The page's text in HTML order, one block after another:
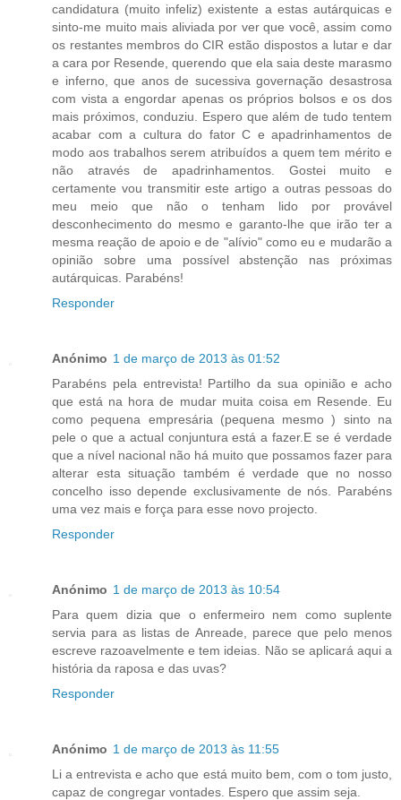
candidatura (muito infeliz) existente a estas autárquicas e
sinto-me muito mais aliviada por ver que você, assim como
os restantes membros do CIR estão dispostos a lutar e dar
a cara por Resende, querendo que ela saia deste marasmo
e inferno, que anos de sucessiva governação desastrosa
com vista a engordar apenas os próprios bolsos e os dos
mais próximos, conduziu. Espero que além de tudo tentem
acabar com a cultura do fator C e apadrinhamentos de
modo aos trabalhos serem atribuídos a quem tem mérito e
não através de apadrinhamentos. Gostei muito e
certamente vou transmitir este artigo a outras pessoas do
meu meio que não o tenham lido por provável
desconhecimento do mesmo e garanto-lhe que irão ter a
mesma reação de apoio e de "alívio" como eu e mudarão a
opinião sobre uma possível abstenção nas próximas
autárquicas. Parabéns!
Responder
Anónimo 1 de março de 2013 às 01:52
Parabéns pela entrevista! Partilho da sua opinião e acho
que está na hora de mudar muita coisa em Resende. Eu
como pequena empresária (pequena mesmo ) sinto na
pele o que a actual conjuntura está a fazer.E se é verdade
que a nível nacional não há muito que possamos fazer para
alterar esta situação também é verdade que no nosso
concelho isso depende exclusivamente de nós. Parabéns
uma vez mais e força para esse novo projecto.
Responder
Anónimo 1 de março de 2013 às 10:54
Para quem dizia que o enfermeiro nem como suplente
servia para as listas de Anreade, parece que pelo menos
escreve razoavelmente e tem ideias. Não se aplicará aqui a
história da raposa e das uvas?
Responder
Anónimo 1 de março de 2013 às 11:55
Li a entrevista e acho que está muito bem, com o tom justo,
capaz de congregar vontades. Espero que assim seja.